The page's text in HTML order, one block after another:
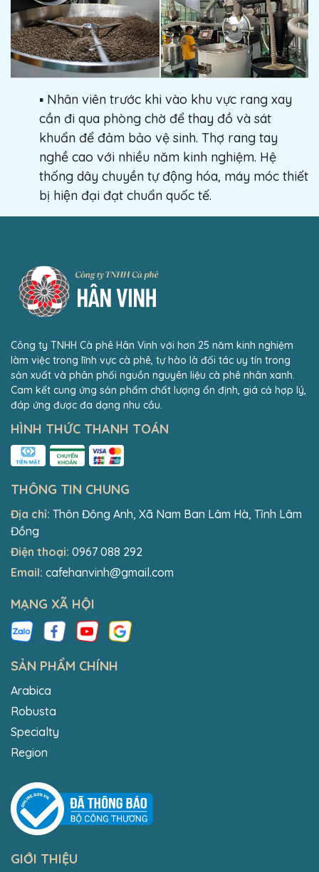
▪️ Nhân viên trước khi vào khu vực rang xay
cần đi qua phòng chờ để thay đồ và sát
khuẩn để đảm bảo vệ sinh. Thợ rang tay
nghề cao với nhiều năm kinh nghiệm. Hệ
thống dây chuyền tự động hóa, máy móc thiết
bị hiện đại đạt chuẩn quốc tế.
Công ty TNHH Cà phê Hân Vinh với hơn 25 năm kinh nghiệm
làm việc trong lĩnh vực cà phê, tự hào là đối tác uy tín trong
sản xuất và phân phối nguồn nguyên liệu cà phê nhân xanh.
Cam kết cung ứng sản phẩm chất lượng ổn định, giá cả hợp lý,
đáp ứng được đa dạng nhu cầu.
HÌNH THỨC THANH TOÁN
THÔNG TIN CHUNG
Địa chỉ: Thôn Đông Anh, Xã Nam Ban Lâm Hà, Tỉnh Lâm
Đồng
Điện thoại: 0967 088 292
Email: cafehanvinh@gmail.com
MẠNG XÃ HỘI
SẢN PHẨM CHÍNH
Arabica
Robusta
Specialty
Region
GIỚI THIỆU